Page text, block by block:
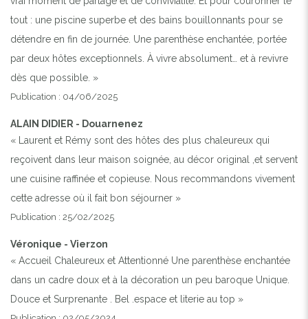
tout : une piscine superbe et des bains bouillonnants pour se
détendre en fin de journée. Une parenthèse enchantée, portée
par deux hôtes exceptionnels. À vivre absolument… et à revivre
dès que possible. »
Publication : 04/06/2025
ALAIN DIDIER - Douarnenez
« Laurent et Rémy sont des hôtes des plus chaleureux qui
reçoivent dans leur maison soignée, au décor original ,et servent
une cuisine raffinée et copieuse. Nous recommandons vivement
cette adresse où il fait bon séjourner »
Publication : 25/02/2025
Véronique - Vierzon
« Accueil Chaleureux et Attentionné Une parenthèse enchantée
dans un cadre doux et à la décoration un peu baroque Unique.
Douce et Surprenante . Bel .espace et literie au top »